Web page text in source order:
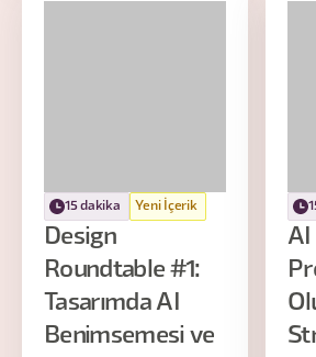
15 dakika Yeni İçerik
Design
Roundtable #1:
Tasarımda AI
Benimsemesi ve
AI